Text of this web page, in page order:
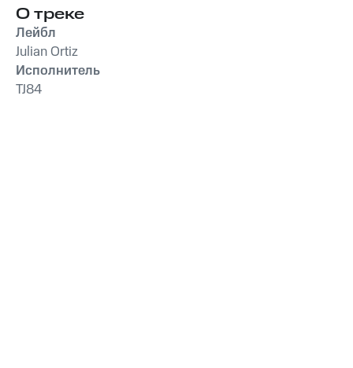
О треке
Лейбл
Julian Ortiz
Исполнитель
TJ84